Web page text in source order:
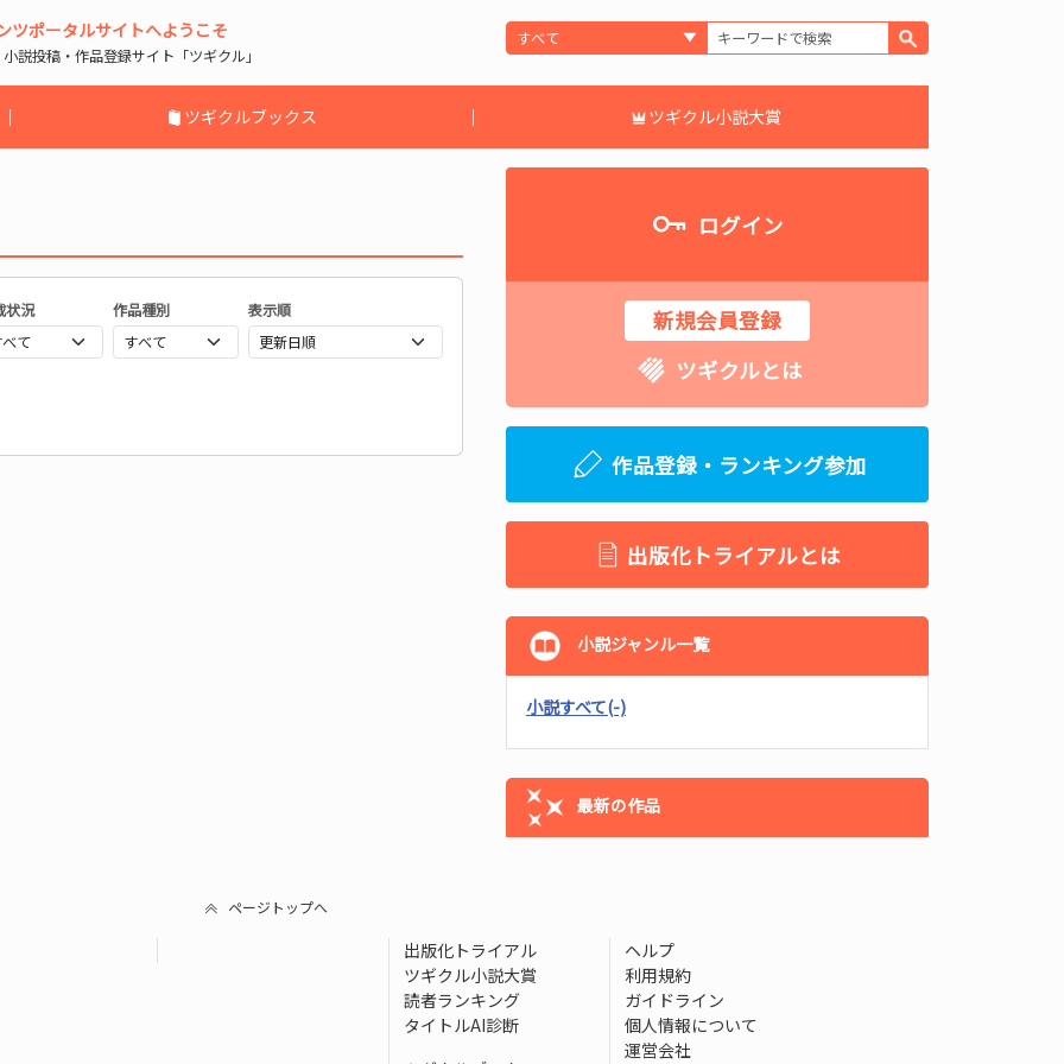
ツポータルサイトへようこそ
説投稿・作品登録サイト「ツギクル」
｜ ツギクルブックス ｜ ツギクル小説大賞
状況 作品種別 表示順
ログイン
新規会員登録
ツギクルとは
作品登録・ランキング参加
出版化トライアルとは
小説ジャンル一覧
小説すべて(-)
最新の作品
ページトップへ
出版化トライアル
ツギクル小説大賞
読者ランキング
タイトルAI診断
ヘルプ
利用規約
ガイドライン
個人情報について
運営会社